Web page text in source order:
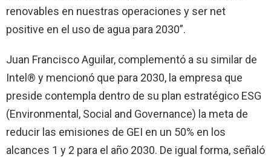
renovables en nuestras operaciones y ser net
positive en el uso de agua para 2030”.
Juan Francisco Aguilar, complementó a su similar de
Intel® y mencionó que para 2030, la empresa que
preside contempla dentro de su plan estratégico ESG
(Environmental, Social and Governance) la meta de
reducir las emisiones de GEI en un 50% en los
alcances 1 y 2 para el año 2030. De igual forma, señaló